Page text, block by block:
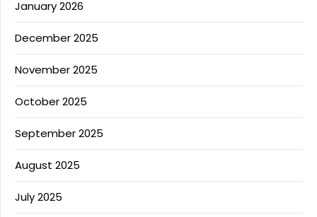
January 2026
December 2025
November 2025
October 2025
September 2025
August 2025
July 2025